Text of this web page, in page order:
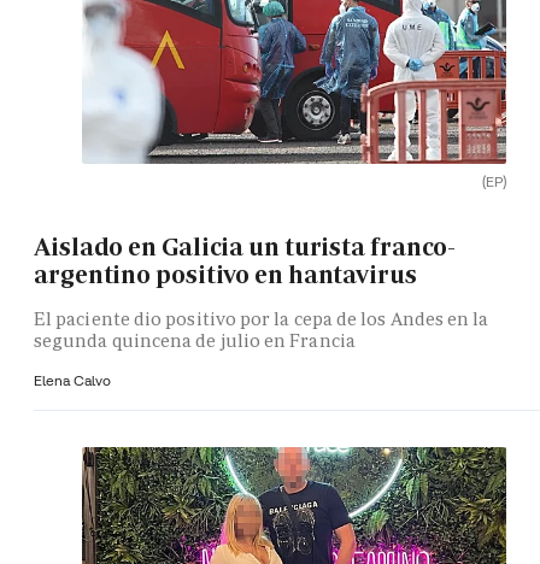
(EP)
Aislado en Galicia un turista franco-
argentino positivo en hantavirus
El paciente dio positivo por la cepa de los Andes en la
segunda quincena de julio en Francia
Elena Calvo